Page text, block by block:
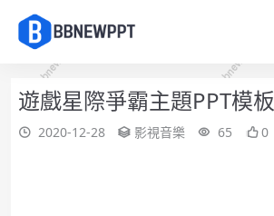
遊戲星際爭霸主題PPT模板
2020-12-28 影視音樂 65 0